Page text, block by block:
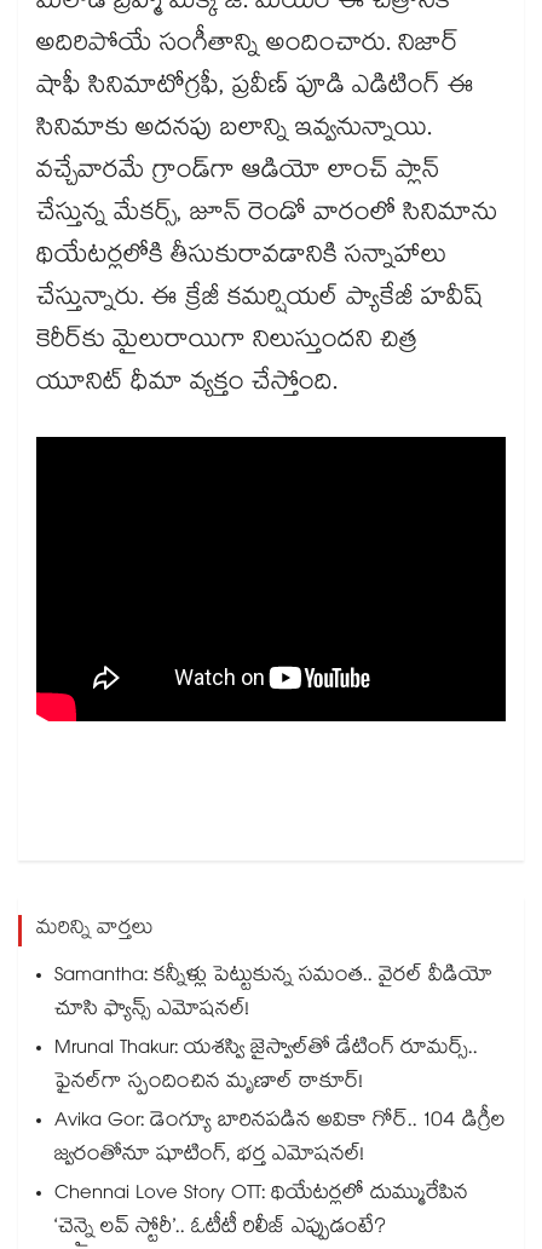
అదిరిపోయే సంగీతాన్ని అందించారు. నిజార్
షాఫీ సినిమాటోగ్రఫీ, ప్రవీణ్ పూడి ఎడిటింగ్ ఈ
సినిమాకు అదనపు బలాన్ని ఇవ్వనున్నాయి.
వచ్చేవారమే గ్రాండ్‌గా ఆడియో లాంచ్ ప్లాన్
చేస్తున్న మేకర్స్, జూన్ రెండో వారంలో సినిమాను
థియేటర్లలోకి తీసుకురావడానికి సన్నాహాలు
చేస్తున్నారు. ఈ క్రేజీ కమర్షియల్ ప్యాకేజీ హవీష్
కెరీర్‌కు మైలురాయిగా నిలుస్తుందని చిత్ర
యూనిట్ ధీమా వ్యక్తం చేస్తోంది.
మరిన్ని వార్తలు
Samantha: కన్నీళ్లు పెట్టుకున్న సమంత.. వైరల్ వీడియో
చూసి ఫ్యాన్స్ ఎమోషనల్!
Mrunal Thakur: యశస్వి జైస్వాల్‌తో డేటింగ్ రూమర్స్‌..
ఫైనల్‌గా స్పందించిన మృణాల్ ఠాకూర్!
Avika Gor: డెంగ్యూ బారినపడిన అవికా గోర్.. 104 డిగ్రీల
జ్వరంతోనూ షూటింగ్, భర్త ఎమోషనల్!
Chennai Love Story OTT: థియేటర్లలో దుమ్మురేపిన
‘చెన్నై లవ్ స్టోరీ’.. ఓటీటీ రిలీజ్ ఎప్పుడంటే?